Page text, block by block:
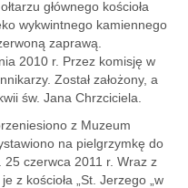
głównego kościoła
wykwintnego kamiennego
zaprawą.
2010 r. Przez komisję w
Został założony, a
św. Jana Chrzciciela.
z Muzeum
na pielgrzymkę do
25 czerwca 2011 r. Wraz z
z kościoła „St. Jerzego „w